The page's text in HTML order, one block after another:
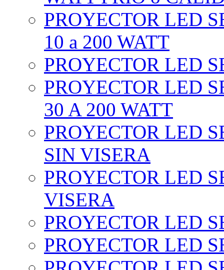
PROYECTOR LED
10 a 200 WATT
PROYECTOR LED
PROYECTOR LED
30 A 200 WATT
PROYECTOR LED
SIN VISERA
PROYECTOR LED
VISERA
PROYECTOR LED
PROYECTOR LED